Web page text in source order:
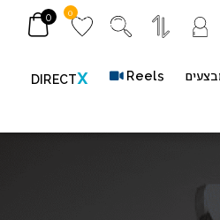
0
0
Reels
DIRECTX